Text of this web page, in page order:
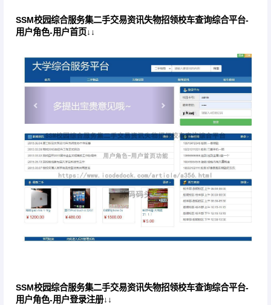
SSM校园综合服务集二手交易资讯失物招领校车查询综合平台-
用户角色-用户首页↓↓
SSM校园综合服务集二手交易资讯失物招领校车查询综合平台-
用户角色-用户登录注册↓↓